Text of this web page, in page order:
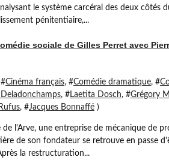
le système carcéral des deux côtés
pénitentiaire,...
sociale de Gilles Perret avec
Cinéma français, #Comédie dramatique, #
Deladonchamps, #Laetita Dosch, #Grégory
Rufus, #Jacques Bonnaffé )
de l'Arve, une entreprise de mécanique de
de son fondateur se retrouve en passe
la restructuration...